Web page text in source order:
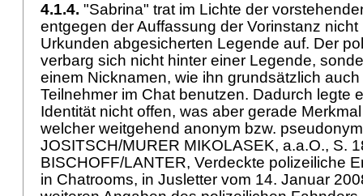
4.1.4. "Sabrina" trat im Lichte der
entgegen der Auffassung der Vorinstanz
Urkunden abgesicherten Legende auf. Der
verbarg sich nicht hinter einer Legende,
einem Nicknamen, wie ihn grundsätzlich
Teilnehmer im Chat benutzen. Dadurch legte
Identität nicht offen, was aber gerade
welcher weitgehend anonym bzw.
JOSITSCH/MURER MIKOLASEK, a.a.O., S.
BISCHOFF/LANTER, Verdeckte polizeiliche
in Chatrooms, in Jusletter vom 14. Januar